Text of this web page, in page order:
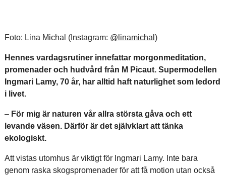
Foto: Lina Michal (Instagram: @linamichal )
Hennes vardagsrutiner innefattar morgonmeditation,
promenader och hudvård från M Picaut. Supermodellen
Ingmari Lamy, 70 år, har alltid haft naturlighet som ledord
i livet.
– För mig är naturen vår allra största gåva och ett
levande väsen. Därför är det självklart att tänka
ekologiskt.
Att vistas utomhus är viktigt för Ingmari Lamy. Inte bara
genom raska skogspromenader för att få motion utan också